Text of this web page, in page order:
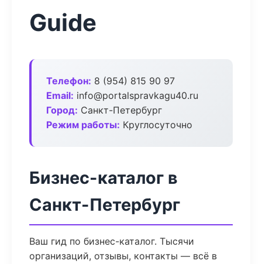
Guide
Телефон: 8 (954) 815 90 97
Email: info@portalspravkagu40.ru
Город: Санкт-Петербург
Режим работы: Круглосуточно
Бизнес-каталог в
Санкт-Петербург
Ваш гид по бизнес-каталог. Тысячи
организаций, отзывы, контакты — всё в